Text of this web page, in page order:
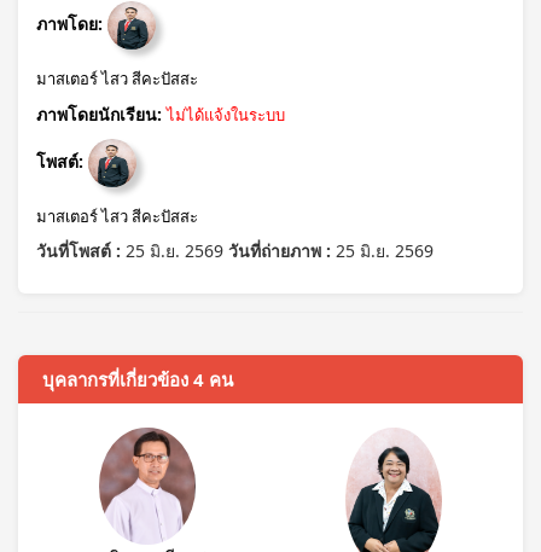
ภาพโดย:
มาสเตอร์ ไสว สีคะปัสสะ
ภาพโดยนักเรียน: ไม่ได้แจ้งในระบบ
โพสต์:
มาสเตอร์ ไสว สีคะปัสสะ
วันที่โพสต์ : 25 มิ.ย. 2569 วันที่ถ่ายภาพ : 25 มิ.ย. 2569
บุคลากรที่เกี่ยวข้อง 4 คน